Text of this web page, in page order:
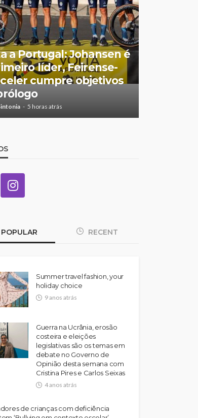
a Portugal: Johansen é
líder, Feirense-
cumpre objetivos
5 horas atrás
POPULAR RECENT
Summer travel fashion, your
holiday choice
9 anos atrás
Guerra na Ucrânia, erosão
costeira e eleições
legislativas são os temas em
debate no Governo de
Opinião desta semana com
Cristina Pires e Carlos Seixas
4 anos atrás
de crianças com deficiência